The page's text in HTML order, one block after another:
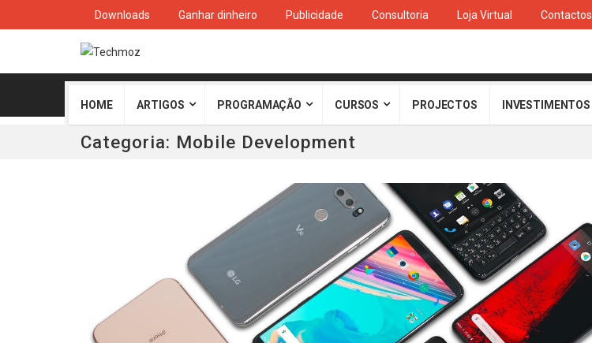
Downloads Ganhar dinheiro Publicidade Consultoria Loja Virtual Contactos
HOME ARTIGOS PROGRAMAÇÃO CURSOS PROJECTOS INVESTIMENTOS
Categoria: Mobile Development